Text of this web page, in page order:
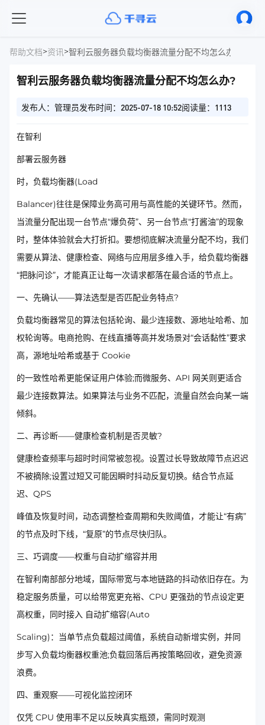
帮助文档>资讯>智利云服务器负载均衡器流量分配不均怎么办?
智利云服务器负载均衡器流量分配不均怎么办?
发布人：管理员发布时间：2025-07-18 10:52阅读量：1113
在智利
部署云服务器
时，负载均衡器(Load
Balancer)往往是保障业务高可用与高性能的关键环节。然而，
当流量分配出现一台节点“爆负荷”、另一台节点“打酱油”的现象
时，整体体验就会大打折扣。要想彻底解决流量分配不均，我们
需要从算法、健康检查、网络与应用层多维入手，给负载均衡器
“把脉问诊”，才能真正让每一次请求都落在最合适的节点上。
一、先确认——算法选型是否匹配业务特点?
负载均衡器常见的算法包括轮询、最少连接数、源地址哈希、加
权轮询等。电商抢购、在线直播等高并发场景对“会话黏性”要求
高，源地址哈希或基于 Cookie
的一致性哈希更能保证用户体验;而微服务、API 网关则更适合
最少连接数算法。如果算法与业务不匹配，流量自然会向某一端
倾斜。
二、再诊断——健康检查机制是否灵敏?
健康检查频率与超时时间常被忽视。设置过长导致故障节点迟迟
不被摘除;设置过短又可能因瞬时抖动反复切换。结合节点延
迟、QPS
峰值及恢复时间，动态调整检查周期和失败阈值，才能让“有病”
的节点及时下线，“复原”的节点尽快归队。
三、巧调度——权重与自动扩缩容并用
在智利南部部分地域，国际带宽与本地链路的抖动依旧存在。为
稳定服务质量，可以给带宽更充裕、CPU 更强劲的节点设定更
高权重，同时接入 自动扩缩容(Auto
Scaling)：当单节点负载超过阈值，系统自动新增实例，并同
步写入负载均衡器权重池;负载回落后再按策略回收，避免资源
浪费。
四、重观察——可视化监控闭环
仅凭 CPU 使用率不足以反映真实瓶颈，需同时观测